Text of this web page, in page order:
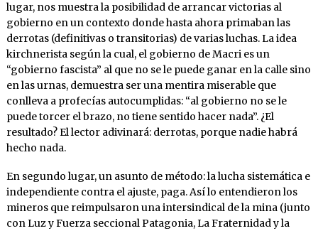
lugar, nos muestra la posibilidad de arrancar victorias al
gobierno en un contexto donde hasta ahora primaban las
derrotas (definitivas o transitorias) de varias luchas. La idea
kirchnerista según la cual, el gobierno de Macri es un
“gobierno fascista” al que no se le puede ganar en la calle sino
en las urnas, demuestra ser una mentira miserable que
conlleva a profecías autocumplidas: “al gobierno no se le
puede torcer el brazo, no tiene sentido hacer nada”. ¿El
resultado? El lector adivinará: derrotas, porque nadie habrá
hecho nada.
En segundo lugar, un asunto de método: la lucha sistemática e
independiente contra el ajuste, paga. Así lo entendieron los
mineros que reimpulsaron una intersindical de la mina (junto
con Luz y Fuerza seccional Patagonia, La Fraternidad y la